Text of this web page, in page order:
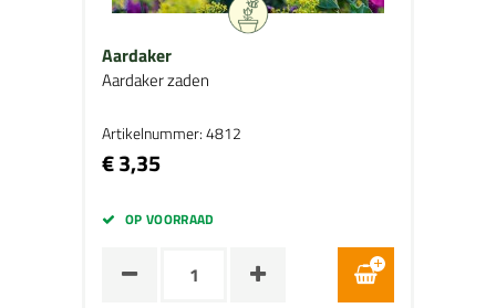
Aardaker
Aardaker zaden
Artikelnummer: 4812
€ 3,35
OP VOORRAAD